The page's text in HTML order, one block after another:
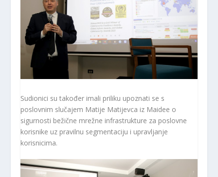
Sudionici su također imali priliku upoznati se s
poslovnim slučajem Matije Matijevca iz Maidee o
sigurnosti bežične mrežne infrastrukture za poslovne
korisnike uz pravilnu segmentaciju i upravljanje
korisnicima.